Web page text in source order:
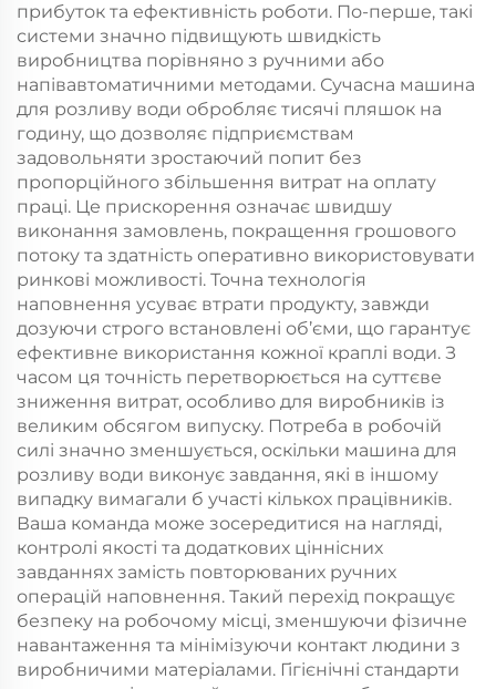
прибуток та ефективність роботи. По-перше, такі
системи значно підвищують швидкість
виробництва порівняно з ручними або
напівавтоматичними методами. Сучасна машина
для розливу води обробляє тисячі пляшок на
годину, що дозволяє підприємствам
задовольняти зростаючий попит без
пропорційного збільшення витрат на оплату
праці. Це прискорення означає швидшу
виконання замовлень, покращення грошового
потоку та здатність оперативно використовувати
ринкові можливості. Точна технологія
наповнення усуває втрати продукту, завжди
дозуючи строго встановлені об’єми, що гарантує
ефективне використання кожної краплі води. З
часом ця точність перетворюється на суттєве
зниження витрат, особливо для виробників із
великим обсягом випуску. Потреба в робочій
силі значно зменшується, оскільки машина для
розливу води виконує завдання, які в іншому
випадку вимагали б участі кількох працівників.
Ваша команда може зосередитися на нагляді,
контролі якості та додаткових ціннісних
завданнях замість повторюваних ручних
операцій наповнення. Такий перехід покращує
безпеку на робочому місці, зменшуючи фізичне
навантаження та мінімізуючи контакт людини з
виробничими матеріалами. Гігієнічні стандарти